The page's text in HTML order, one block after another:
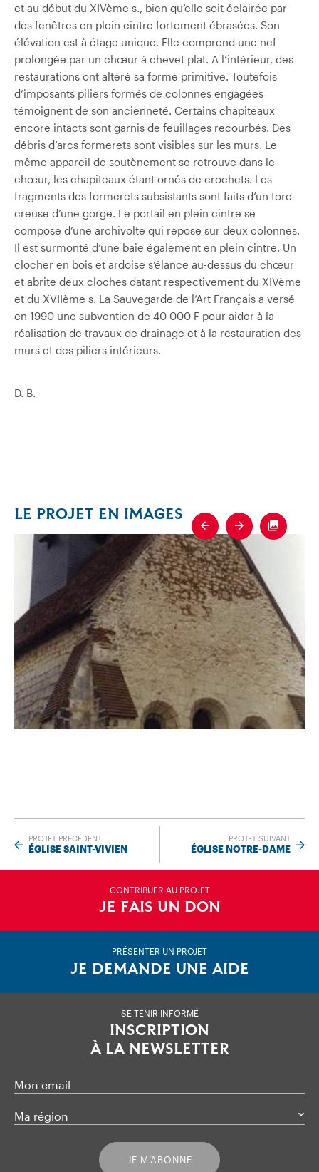
et au début du XIVème s., bien qu’elle soit éclairée par
des fenêtres en plein cintre fortement ébrasées. Son
élévation est à étage unique. Elle comprend une nef
prolongée par un chœur à chevet plat. A l’intérieur, des
restaurations ont altéré sa forme primitive. Toutefois
d’imposants piliers formés de colonnes engagées
témoignent de son ancienneté. Certains chapiteaux
encore intacts sont garnis de feuillages recourbés. Des
débris d’arcs formerets sont visibles sur les murs. Le
même appareil de soutènement se retrouve dans le
chœur, les chapiteaux étant ornés de crochets. Les
fragments des formerets subsistants sont faits d’un tore
creusé d’une gorge. Le portail en plein cintre se
compose d’une archivolte qui repose sur deux colonnes.
Il est surmonté d’une baie également en plein cintre. Un
clocher en bois et ardoise s’élance au-dessus du chœur
et abrite deux cloches datant respectivement du XIVème
et du XVIIème s. La Sauvegarde de l’Art Français a versé
en 1990 une subvention de 40 000 F pour aider à la
réalisation de travaux de drainage et à la restauration des
murs et des piliers intérieurs.
D. B.
LE PROJET EN IMAGES
Previous
Next
PROJET PRÉCÉDENT
ÉGLISE SAINT-VIVIEN
PROJET SUIVANT
ÉGLISE NOTRE-DAME
CONTRIBUER AU PROJET
JE FAIS UN DON
PRÉSENTER UN PROJET
JE DEMANDE UNE AIDE
SE TENIR INFORMÉ
INSCRIPTION
À LA NEWSLETTER
Mon email
Ma région
JE M’ABONNE